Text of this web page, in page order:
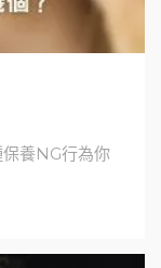
養NG行為你